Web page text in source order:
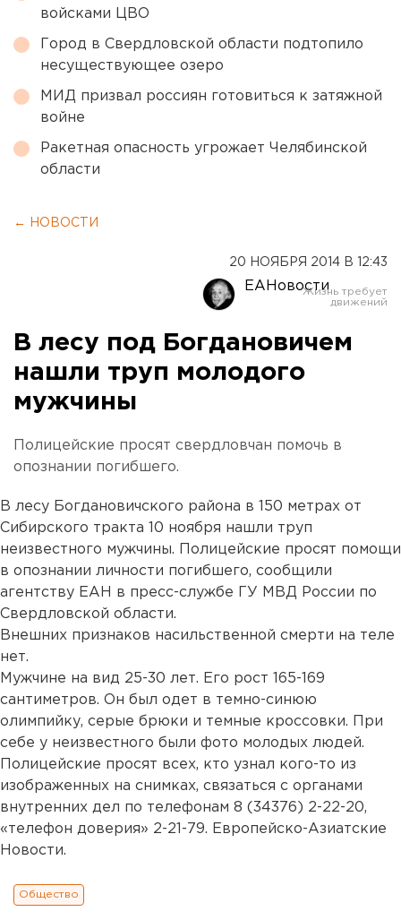
войсками ЦВО
Город в Свердловской области подтопило
несуществующее озеро
МИД призвал россиян готовиться к затяжной
войне
Ракетная опасность угрожает Челябинской
области
← НОВОСТИ
20 НОЯБРЯ 2014 В 12:43
ЕАНовости
В лесу под Богдановичем
нашли труп молодого
мужчины
Полицейские просят свердловчан помочь в
опознании погибшего.
В лесу Богдановичского района в 150 метрах от
Сибирского тракта 10 ноября нашли труп
неизвестного мужчины. Полицейские просят помощи
в опознании личности погибшего, сообщили
агентству ЕАН в пресс-службе ГУ МВД России по
Свердловской области.
Внешних признаков насильственной смерти на теле
нет.
Мужчине на вид 25-30 лет. Его рост 165-169
сантиметров. Он был одет в темно-синюю
олимпийку, серые брюки и темные кроссовки. При
себе у неизвестного были фото молодых людей.
Полицейские просят всех, кто узнал кого-то из
изображенных на снимках, связаться с органами
внутренних дел по телефонам 8 (34376) 2-22-20,
«телефон доверия» 2-21-79. Европейско-Азиатские
Новости.
Общество